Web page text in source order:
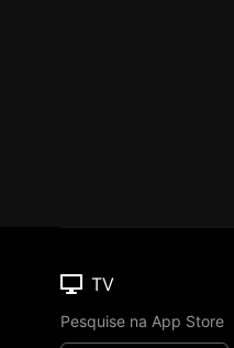
TV
Pesquise na App Store